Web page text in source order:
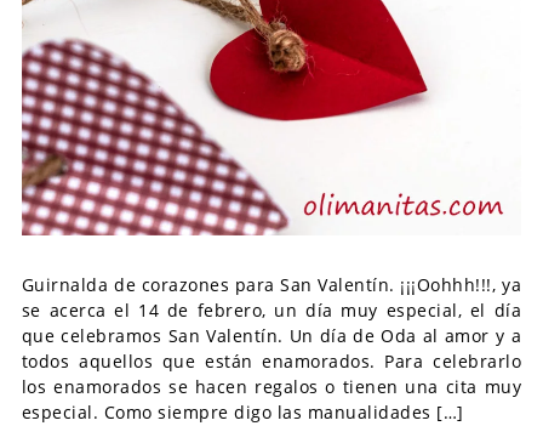
Guirnalda de corazones para San Valentín. ¡¡¡Oohhh!!!, ya
se acerca el 14 de febrero, un día muy especial, el día
que celebramos San Valentín. Un día de Oda al amor y a
todos aquellos que están enamorados. Para celebrarlo
los enamorados se hacen regalos o tienen una cita muy
especial. Como siempre digo las manualidades […]